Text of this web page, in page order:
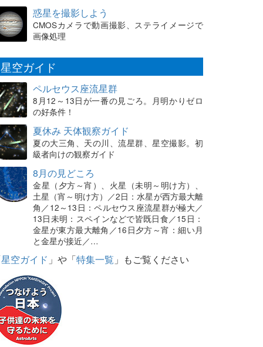
惑星を撮影しよう
CMOSカメラで動画撮影、ステライメージで
画像処理
星空ガイド
ペルセウス座流星群
8月12～13日が一番の見ごろ。月明かりゼロ
の好条件！
夏休み 天体観察ガイド
夏の大三角、天の川、流星群、星空撮影。初
級者向けの観察ガイド
8月の見どころ
金星（夕方～宵）、火星（未明～明け方）、
土星（宵～明け方）／2日：水星が西方最大離
角／12～13日：ペルセウス座流星群が極大／
13日未明：スペインなどで皆既日食／15日：
金星が東方最大離角／16日夕方～宵：細い月
と金星が接近／…
星空ガイド 」や「特集一覧 」もご覧ください